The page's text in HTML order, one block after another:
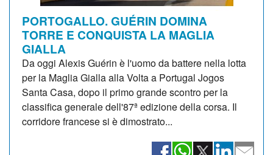
PORTOGALLO. GUÉRIN DOMINA
TORRE E CONQUISTA LA MAGLIA
GIALLA
Da oggi Alexis Guérin è l'uomo da battere nella lotta
per la Maglia Gialla alla Volta a Portugal Jogos
Santa Casa, dopo il primo grande scontro per la
classifica generale dell'87ª edizione della corsa. Il
corridore francese si è dimostrato...